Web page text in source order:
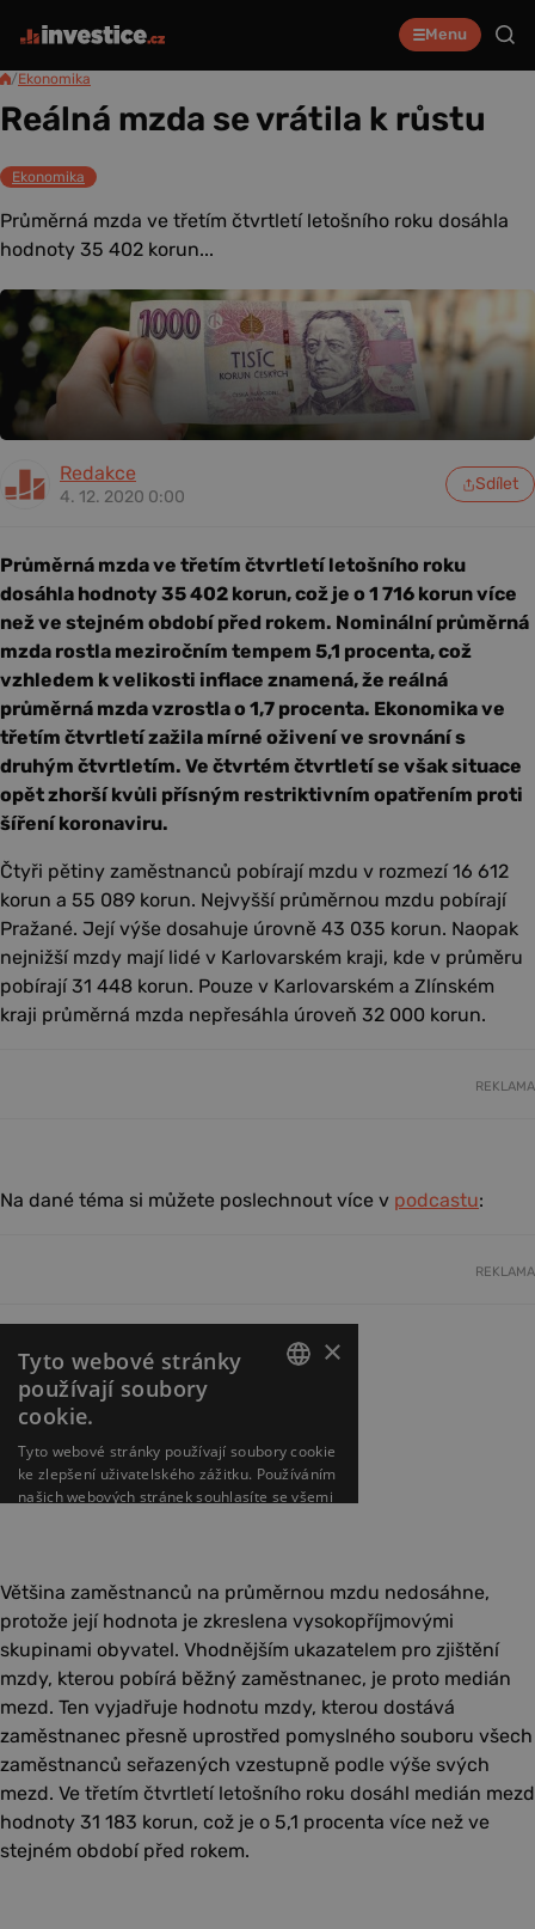
Menu
/Ekonomika
Reálná mzda se vrátila k růstu
Ekonomika
Průměrná mzda ve třetím čtvrtletí letošního roku dosáhla
hodnoty 35 402 korun...
Redakce
4. 12. 2020 0:00
Sdílet
Průměrná mzda ve třetím čtvrtletí letošního roku
dosáhla hodnoty 35 402 korun, což je o 1 716 korun více
než ve stejném období před rokem. Nominální průměrná
mzda rostla meziročním tempem 5,1 procenta, což
vzhledem k velikosti inflace znamená, že reálná
průměrná mzda vzrostla o 1,7 procenta. Ekonomika ve
třetím čtvrtletí zažila mírné oživení ve srovnání s
druhým čtvrtletím. Ve čtvrtém čtvrtletí se však situace
opět zhorší kvůli přísným restriktivním opatřením proti
šíření koronaviru.
Čtyři pětiny zaměstnanců pobírají mzdu v rozmezí 16 612
korun a 55 089 korun. Nejvyšší průměrnou mzdu pobírají
Pražané. Její výše dosahuje úrovně 43 035 korun. Naopak
nejnižší mzdy mají lidé v Karlovarském kraji, kde v průměru
pobírají 31 448 korun. Pouze v Karlovarském a Zlínském
kraji průměrná mzda nepřesáhla úroveň 32 000 korun.
REKLAMA
Na dané téma si můžete poslechnout více v podcastu:
REKLAMA
Většina zaměstnanců na průměrnou mzdu nedosáhne,
protože její hodnota je zkreslena vysokopříjmovými
skupinami obyvatel. Vhodnějším ukazatelem pro zjištění
mzdy, kterou pobírá běžný zaměstnanec, je proto medián
mezd. Ten vyjadřuje hodnotu mzdy, kterou dostává
zaměstnanec přesně uprostřed pomyslného souboru všech
zaměstnanců seřazených vzestupně podle výše svých
mezd. Ve třetím čtvrtletí letošního roku dosáhl medián mezd
hodnoty 31 183 korun, což je o 5,1 procenta více než ve
stejném období před rokem.